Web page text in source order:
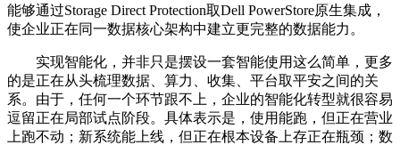
能够通过Storage Direct Protection取Dell PowerStore原生集成，
使企业正在同一数据核心架构中建立更完整的数据能力。
实现智能化，并非只是摆设一套智能使用这么简单，更多
的是正在从头梳理数据、算力、收集、平台取平安之间的关
系。由于，任何一个环节跟不上，企业的智能化转型就很容易
逗留正在局部试点阶段。具体表示是，使用能跑，但正在营业
上跑不动；新系统能上线，但正在根本设备上存正在瓶颈；数